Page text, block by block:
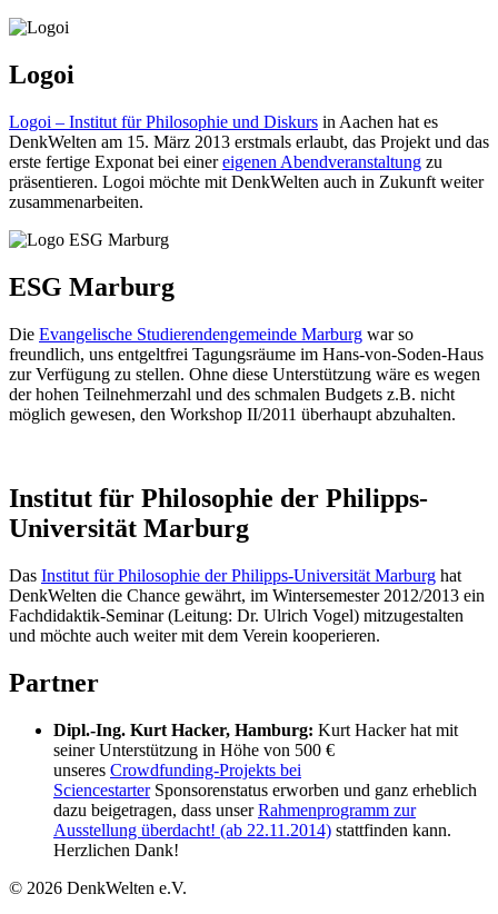
Logoi
Logoi – Institut für Philosophie und Diskurs in Aachen hat es
DenkWelten am 15. März 2013 erstmals erlaubt, das Projekt und das
erste fertige Exponat bei einereigenen Abendveranstaltung zu
präsentieren. Logoi möchte mit DenkWelten auch in Zukunft weiter
zusammenarbeiten.
ESG Marburg
Die Evangelische Stu­die­ren­den­ge­mein­de Marburg war so
freundlich, uns entgeltfrei Tagungsräume im Hans-von-Soden-Haus
zur Verfügung zu stellen. Ohne diese Unterstützung wäre es wegen
der hohen Teilnehmerzahl und des schmalen Budgets z.B. nicht
möglich gewesen, den Workshop II/2011 überhaupt abzuhalten.
Institut für Philosophie der Philipps-
Universität Marburg
Das Institut für Philosophie der Philipps-Universität Marburg hat
DenkWelten die Chance gewährt, im Wintersemester 2012/2013 ein
Fachdidaktik-Seminar (Leitung: Dr. Ulrich Vogel) mitzugestalten
und möchte auch weiter mit dem Verein kooperieren.
Partner
Dipl.-Ing. Kurt Hacker, Hamburg: Kurt Hacker hat mit
seiner Unterstützung in Höhe von 500 €
unseres Crowdfunding-Projekts bei
SciencestarterSponsorenstatus erworben und ganz erheblich
dazu beigetragen, dass unserRahmenprogramm zur
Ausstellung überdacht! (ab 22.11.2014) stattfinden kann.
Herzlichen Dank!
© 2026 DenkWelten e.V.